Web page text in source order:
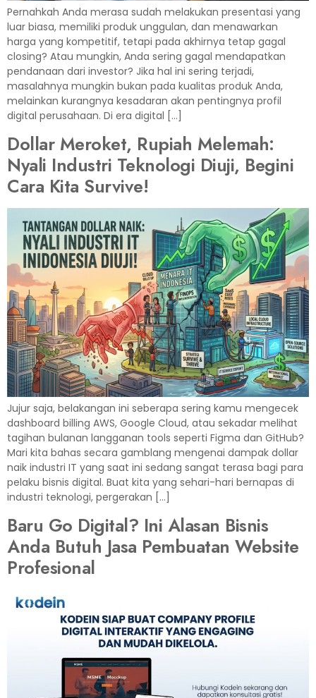
Pernahkah Anda merasa sudah melakukan presentasi yang
luar biasa, memiliki produk unggulan, dan menawarkan
harga yang kompetitif, tetapi pada akhirnya tetap gagal
closing? Atau mungkin, Anda sering gagal mendapatkan
pendanaan dari investor? Jika hal ini sering terjadi,
masalahnya mungkin bukan pada kualitas produk Anda,
melainkan kurangnya kesadaran akan pentingnya profil
digital perusahaan. Di era digital […]
Dollar Meroket, Rupiah Melemah:
Nyali Industri Teknologi Diuji, Begini
Cara Kita Survive!
Jujur saja, belakangan ini seberapa sering kamu mengecek
dashboard billing AWS, Google Cloud, atau sekadar melihat
tagihan bulanan langganan tools seperti Figma dan GitHub?
Mari kita bahas secara gamblang mengenai dampak dollar
naik industri IT yang saat ini sedang sangat terasa bagi para
pelaku bisnis digital. Buat kita yang sehari-hari bernapas di
industri teknologi, pergerakan […]
Baru Go Digital? Ini Alasan Bisnis
Anda Butuh Jasa Pembuatan Website
Profesional